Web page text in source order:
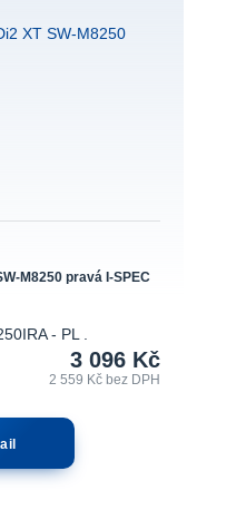
M8250 pravá I-SPEC
- PL .
3 096 Kč
2 559 Kčbez DPH